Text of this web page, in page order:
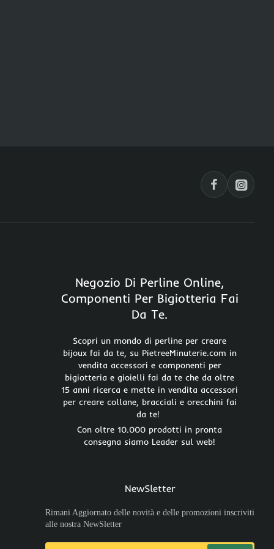
Negozio Di Perline Online,
Componenti Per Bigiotteria Fai
Da Te.
Scopri un mondo di perline per creare
bijoux fai da te, su PietreeMinuterie.com in
vendita accessori e componenti per
bigiotteria e gioielli fai da te che da oltre
15 anni ricerca e mette in vendita accessori
per creare collane, bracciali e orecchini fai
da te!
Con oltre 10.000 prodotti in pronta
consegna siamo Leader sul web!
NewSletter
Rimani Aggiornato delle novità e delle promozioni inscriviti
alle nostra NewSletter